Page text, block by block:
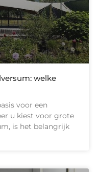
welke
voor een
u kiest voor grote
is het belangrijk